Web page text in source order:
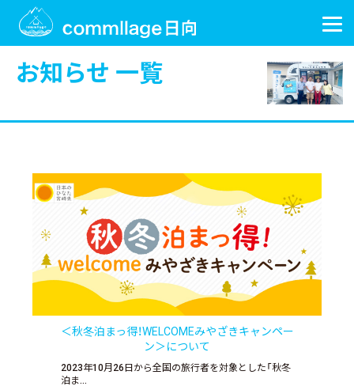
お知らせ 一覧
＜秋冬泊まっ得！WELCOMEみやざきキャンペー
ン＞について
2023年10月26日から全国の旅行者を対象とした「秋冬
泊ま…